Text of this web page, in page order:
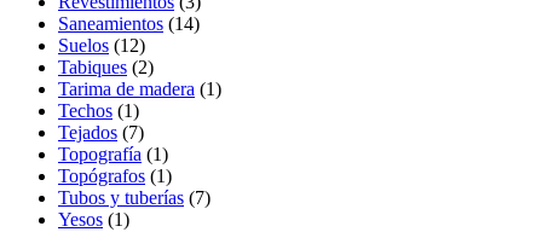
Saneamientos (14)
Suelos (12)
Tabiques (2)
Tarima de madera (1)
Techos (1)
Tejados (7)
Topografía (1)
Topógrafos (1)
Tubos y tuberías (7)
Yesos (1)